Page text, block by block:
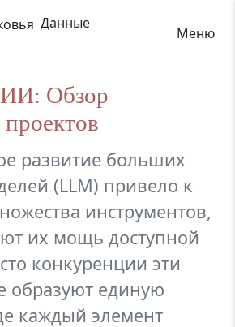
Данные
Меню
Обзор
развитие больших
(LLM) привело к
инструментов,
их мощь доступной
конкуренции эти
образуют единую
каждый элемент